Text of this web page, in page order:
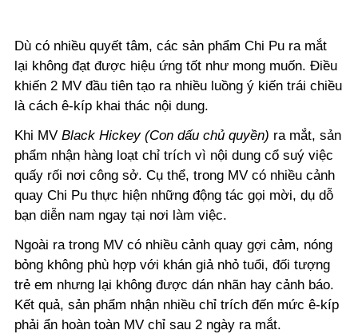
Dù có nhiều quyết tâm, các sản phẩm Chi Pu ra mắt
lại không đạt được hiệu ứng tốt như mong muốn. Điều
khiến 2 MV đầu tiên tạo ra nhiều luồng ý kiến trái chiều
là cách ê-kíp khai thác nội dung.
Khi MV Black Hickey (Con dấu chủ quyền) ra mắt, sản
phẩm nhận hàng loạt chỉ trích vì nội dung cổ suý việc
quấy rối nơi công sở. Cụ thể, trong MV có nhiều cảnh
quay Chi Pu thực hiện những động tác gọi mời, dụ dỗ
bạn diễn nam ngay tại nơi làm việc.
Ngoài ra trong MV có nhiều cảnh quay gợi cảm, nóng
bỏng không phù hợp với khán giả nhỏ tuổi, đối tượng
trẻ em nhưng lại không được dán nhãn hay cảnh báo.
Kết quả, sản phẩm nhận nhiều chỉ trích đến mức ê-kíp
phải ẩn hoàn toàn MV chỉ sau 2 ngày ra mắt.